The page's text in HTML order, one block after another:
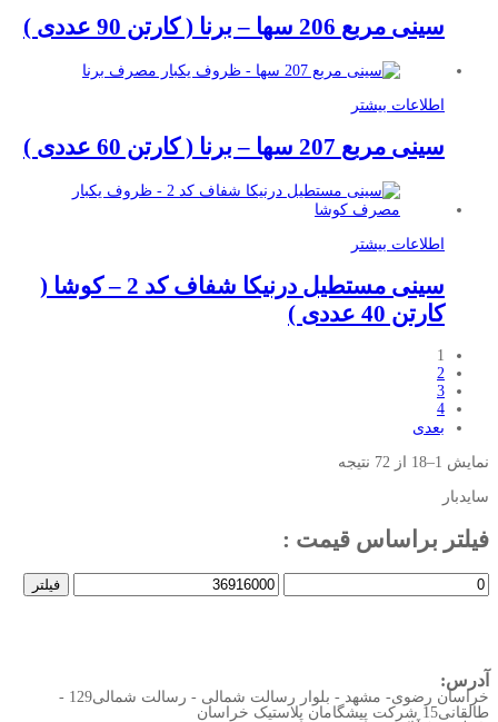
سینی مربع 206 سها – برنا ( کارتن 90 عددی )
اطلاعات بیشتر
سینی مربع 207 سها – برنا ( کارتن 60 عددی )
اطلاعات بیشتر
سینی مستطیل درنیکا شفاف کد 2 – کوشا (
کارتن 40 عددی )
1
2
3
4
بعدی
نمایش 1–18 از 72 نتیجه
سایدبار
فیلتر براساس قیمت :
حداقل
قیمت
حداکثر
قیمت
فیلتر
آدرس:
خراسان رضوی- مشهد - بلوار رسالت شمالی - رسالت شمالی129 -
طالقانی15 شرکت پیشگامان پلاستیک خراسان